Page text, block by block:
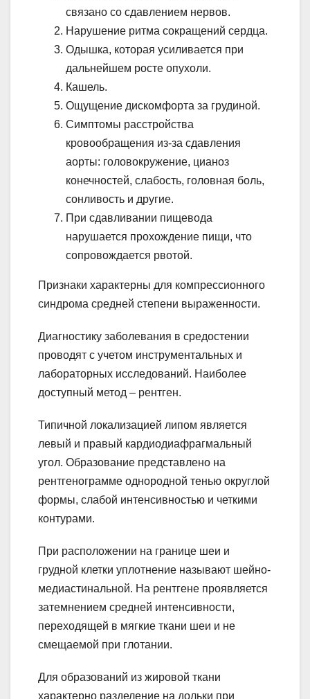
связано со сдавлением нервов.
Нарушение ритма сокращений сердца.
Одышка, которая усиливается при
дальнейшем росте опухоли.
Кашель.
Ощущение дискомфорта за грудиной.
Симптомы расстройства
кровообращения из-за сдавления
аорты: головокружение, цианоз
конечностей, слабость, головная боль,
сонливость и другие.
При сдавливании пищевода
нарушается прохождение пищи, что
сопровождается рвотой.
Признаки характерны для компрессионного
синдрома средней степени выраженности.
Диагностику заболевания в средостении
проводят с учетом инструментальных и
лабораторных исследований. Наиболее
доступный метод – рентген.
Типичной локализацией липом является
левый и правый кардиодиафрагмальный
угол. Образование представлено на
рентгенограмме однородной тенью округлой
формы, слабой интенсивностью и четкими
контурами.
При расположении на границе шеи и
грудной клетки уплотнение называют шейно-
медиастинальной. На рентгене проявляется
затемнением средней интенсивности,
переходящей в мягкие ткани шеи и не
смещаемой при глотании.
Для образований из жировой ткани
характерно разделение на дольки при